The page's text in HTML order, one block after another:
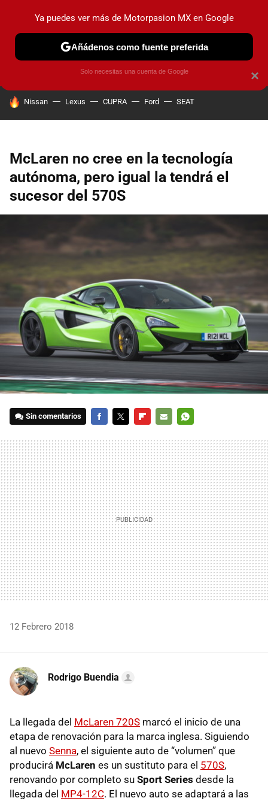
PRUEBAS INDUSTRIA HOY NO CIRCULA
HOY SE HABLA DE
Nissan Lexus CUPRA Ford SEAT
McLaren no cree en la tecnología
autónoma, pero igual la tendrá el
sucesor del 570S
Sin comentarios
MAIL
12 Febrero 2018
Rodrigo Buendia
La llegada del McLaren 720S marcó el inicio de una
etapa de renovación para la marca inglesa. Siguiendo
al nuevo Senna, el siguiente auto de “volumen” que
producirá McLaren es un sustituto para el 570S,
renovando por completo su Sport Series desde la
llegada del MP4-12C. El nuevo auto se adaptará a las
×
Ya puedes ver más de Motorpasion MX en Google
Añádenos como fuente preferida
Solo necesitas una cuenta de Google